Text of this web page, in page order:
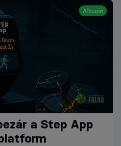
Altcoin
a Step App